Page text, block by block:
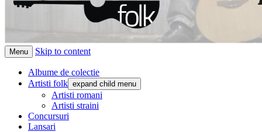
Menu Skip to content
Albume de colectie
Artisti folk expand child menu
Artisti romani
Artisti straini
Concursuri
Lansari